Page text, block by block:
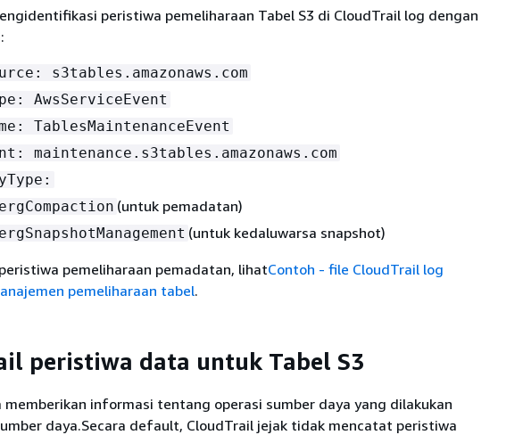
peristiwa pemeliharaan Tabel S3 di CloudTrail log dengan
s3tables.amazonaws.com
AwsServiceEvent
TablesMaintenanceEvent
maintenance.s3tables.amazonaws.com
(untuk pemadatan)
(untuk kedaluwarsa snapshot)
pemeliharaan pemadatan, lihatContoh - file CloudTrail log
pemeliharaan tabel.
peristiwa data untuk Tabel S3
informasi tentang operasi sumber daya yang dilakukan
daya.Secara default, CloudTrail jejak tidak mencatat peristiwa